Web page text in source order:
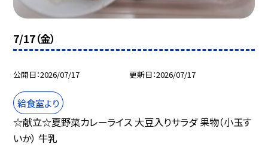
7/17（金）
公開日 2026/07/17 更新日 2026/07/17
給食室より
☆献立☆夏野菜カレーライス 大豆入りサラダ 果物（小玉す
いか） 牛乳